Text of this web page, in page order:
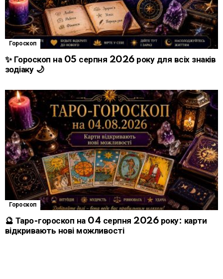
Гороскоп
✨ Гороскоп на 05 серпня 2026 року для всіх знаків
зодіаку 🌙
Гороскоп
🔮 Таро-гороскоп на 04 серпня 2026 року: карти
відкривають нові можливості